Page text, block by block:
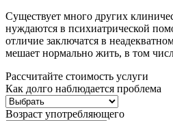
Существует много других
нуждаются в психиатрической
отличие заключатся в
мешает нормально жить, в том
Рассчитайте стоимость услуги
Как долго наблюдается проблема
Возраст употребляющего